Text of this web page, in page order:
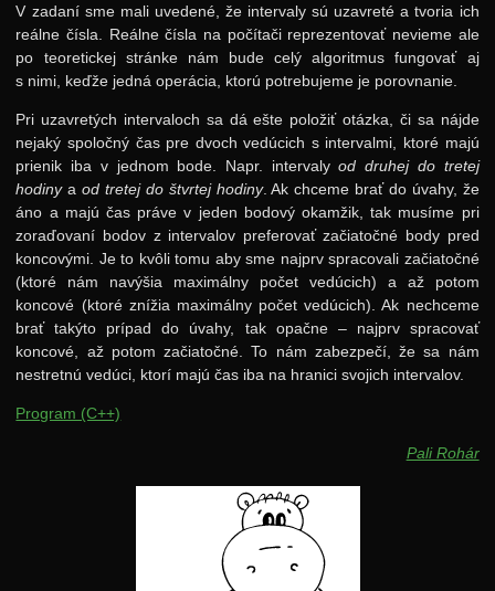
V zadaní sme mali uvedené, že intervaly sú uzavreté a tvoria ich
reálne čísla. Reálne čísla na počítači reprezentovať nevieme ale
po teoretickej stránke nám bude celý algoritmus fungovať aj
s nimi, keďže jedná operácia, ktorú potrebujeme je porovnanie.
Pri uzavretých intervaloch sa dá ešte položiť otázka, či sa nájde
nejaký spoločný čas pre dvoch vedúcich s intervalmi, ktoré majú
prienik iba v jednom bode. Napr. intervalyod druhej do tretej
hodinyaod tretej do štvrtej hodiny. Ak chceme brať do úvahy, že
áno a majú čas práve v jeden bodový okamžik, tak musíme pri
zoraďovaní bodov z intervalov preferovať začiatočné body pred
koncovými. Je to kvôli tomu aby sme najprv spracovali začiatočné
(ktoré nám navýšia maximálny počet vedúcich) a až potom
koncové (ktoré znížia maximálny počet vedúcich). Ak nechceme
brať takýto prípad do úvahy, tak opačne – najprv spracovať
koncové, až potom začiatočné. To nám zabezpečí, že sa nám
nestretnú vedúci, ktorí majú čas iba na hranici svojich intervalov.
Program (C++)
Pali Rohár